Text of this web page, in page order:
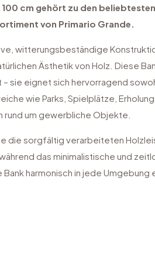
cm gehört zu den
von Primario Grande.
witterungsbeständige
Ästhetik von Holz. Diese
sie eignet sich hervorragend
wie Parks, Spielplätze,
rund um gewerbliche Objekte.
die sorgfältig verarbeiteten
das minimalistische und
harmonisch in jede Umgebung